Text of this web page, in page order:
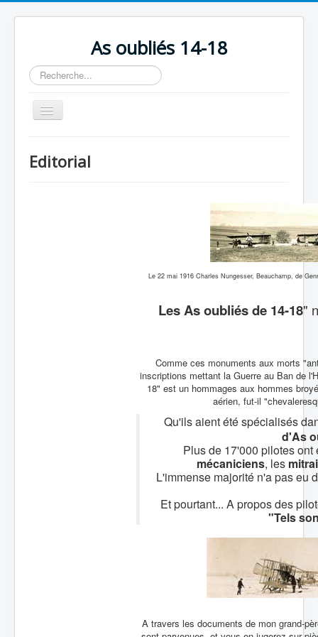
As oubliés 14-18
Rechercher
Basculer
la
Chronologie
Editorial
Le 22 mai 1916 Charles Nungesser, Beauchamp, de
Les As oubliés de 14-18"
Comme ces monuments aux morts
inscriptions mettant la Guerre au Ban de
18" est un hommages aux hommes
aérien, fut-il
Qu'ils aient été spécialisés
d'As
Plus de 17'000 pilotes
mécaniciens, les
L'immense majorité n'a pas eu
Et pourtant... A propos des
"Tels
A travers les documents de mon grand-